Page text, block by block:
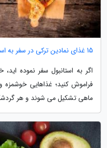
15 غذای نمادین ترکی در سفر به استانبول
اگر به استانبول سفر نموده
فراموش کنید؛ غذاهایی
ماهی تشکیل می شوند و هر